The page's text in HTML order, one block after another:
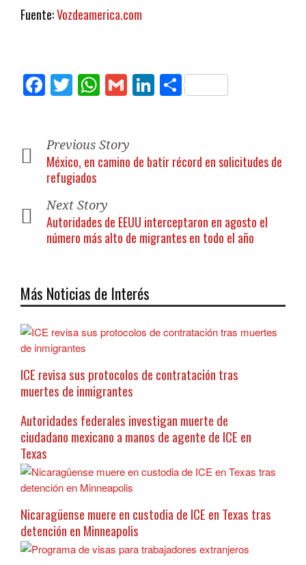
Fuente:Vozdeamerica.com
Facebook
TwitterWhatsApp
GmailLinkedIn
Compartir
Previous Story
México, en camino de batir récord en solicitudes de
refugiados
Next Story
Autoridades de EEUU interceptaron en agosto el
número más alto de migrantes en todo el año
Más Noticias de Interés
ICE revisa sus protocolos de contratación tras
muertes de inmigrantes
Autoridades federales investigan muerte de
ciudadano mexicano a manos de agente de ICE en
Texas
Nicaragüense muere en custodia de ICE en Texas tras
detención en Minneapolis